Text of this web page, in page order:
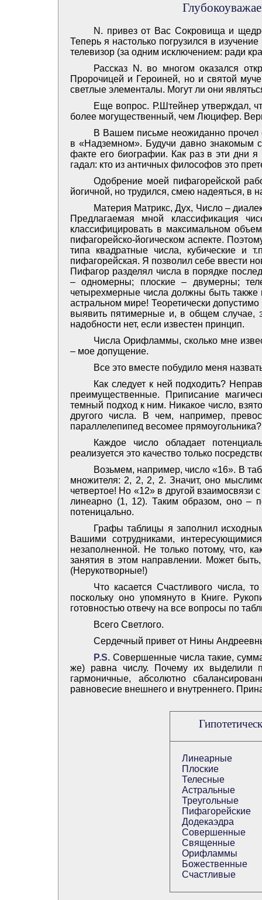
N. привез от Вас Сокровища и
Теперь я настолько погрузился в
телевизор (за одним исключением: ради
Рассказ N. во многом оказался
Пророчицей и Героиней, но и святой
светлые элементалы. Могут ли они
Еще вопрос. Р.Штейнер утверждал,
более могущественный, чем Люцифер.
В Вашем письме неожиданно прочел
в «Надземном». Будучи давно знакомым
факте его биографии. Как раз в эти дни
гадал: кто из античных философов это
Одобрение моей пифагорейской
йогичной, но трудился, смею надеяться, в
Материя Матрикс, Дух, Число –
Предлагаемая мной классификация
классифицировать в максимальном
пифагорейско-йогическом аспекте.
типа квадратные числа, кубические и
пифагорейская. Я позволил себе ввести
Пифагор разделял числа в порядке
– одномерны; плоские – двумерны;
четырехмерные числа должны быть
астральном мире! Теоретически
выявить пятимерные и, в общем случае,
надобности нет, если известен принцип.
Числа Орифламмы, сколько мне
– мое допущение.
Все это вместе побудило меня
Как следует к ней подходить?
преимущественные. Приписание
темный подход к ним. Никакое число,
другого числа. В чем, например,
параллелепипед весомее
Каждое число обладает
реализуется это качество только
Возьмем, например, число «16». В
множителя: 2, 2, 2, 2. Значит, оно
четвертое! Но «12» в другой взаимосвязи
линеарно (1, 12). Таким образом, оно –
потеницально.
Графы таблицы я заполнил
Вашими сотрудниками,
незаполненной. Не только потому, что,
занятия в этом направлении. Может
(Нерукотворные!)
Что касается Счастливого числа,
поскольку оно упомянуто в Книге.
готовностью отвечу на все вопросы по
Всего Светлого.
Сердечный привет от Нины
Р.S. Совершенные числа такие,
же) равна числу. Почему их выделили
гармоничные, абсолютно
равновесие внешнего и внутреннего.
Линеарные
Плоские
Телесные
Астральные
Треугольные
Пифагорейские
Додекаэдра
Совершенные
Священные
Орифламмы
Божественные
Счастливые